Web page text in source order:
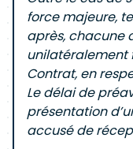
force majeure,
après, chacune
unilatéralement
Contrat, en
Le délai de
présentation
accusé de